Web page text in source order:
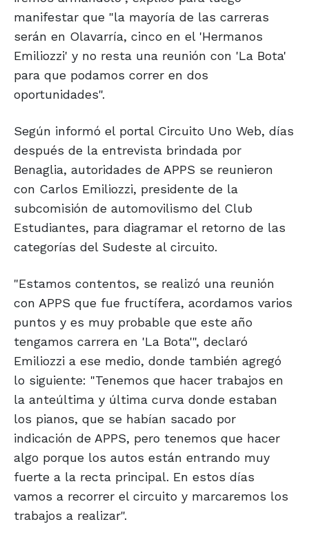
manifestar que "la mayoría de las carreras
serán en Olavarría, cinco en el 'Hermanos
Emiliozzi' y no resta una reunión con 'La Bota'
para que podamos correr en dos
oportunidades".
Según informó el portal Circuito Uno Web, días
después de la entrevista brindada por
Benaglia, autoridades de APPS se reunieron
con Carlos Emiliozzi, presidente de la
subcomisión de automovilismo del Club
Estudiantes, para diagramar el retorno de las
categorías del Sudeste al circuito.
"Estamos contentos, se realizó una reunión
con APPS que fue fructífera, acordamos varios
puntos y es muy probable que este año
tengamos carrera en 'La Bota'", declaró
Emiliozzi a ese medio, donde también agregó
lo siguiente: "Tenemos que hacer trabajos en
la anteúltima y última curva donde estaban
los pianos, que se habían sacado por
indicación de APPS, pero tenemos que hacer
algo porque los autos están entrando muy
fuerte a la recta principal. En estos días
vamos a recorrer el circuito y marcaremos los
trabajos a realizar".